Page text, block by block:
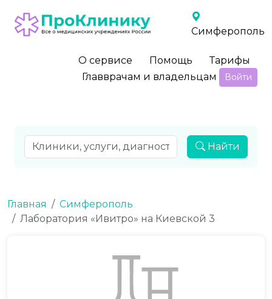
Симферополь
О сервисе Помощь
Тарифы
Главврачам и владельцам
Войти
Найти
Главная
Симферополь
Лаборатория «Ивитро» на Киевской 3